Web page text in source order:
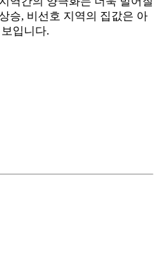
승, 비선호 지역의 집값은 아
입니다.